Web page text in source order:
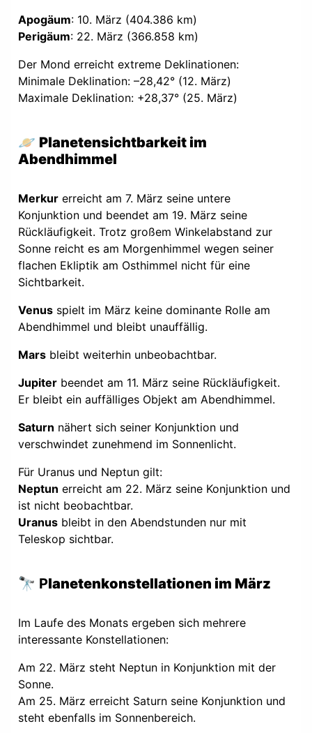
Apogäum: 10. März (404.386 km)
Perigäum: 22. März (366.858 km)
Der Mond erreicht extreme Deklinationen:
Minimale Deklination: –28,42° (12. März)
Maximale Deklination: +28,37° (25. März)
🪐 Planetensichtbarkeit im
Abendhimmel
Merkur erreicht am 7. März seine untere
Konjunktion und beendet am 19. März seine
Rückläufigkeit. Trotz großem Winkelabstand zur
Sonne reicht es am Morgenhimmel wegen seiner
flachen Ekliptik am Osthimmel nicht für eine
Sichtbarkeit.
Venus spielt im März keine dominante Rolle am
Abendhimmel und bleibt unauffällig.
Mars bleibt weiterhin unbeobachtbar.
Jupiter beendet am 11. März seine Rückläufigkeit.
Er bleibt ein auffälliges Objekt am Abendhimmel.
Saturn nähert sich seiner Konjunktion und
verschwindet zunehmend im Sonnenlicht.
Für Uranus und Neptun gilt:
Neptun erreicht am 22. März seine Konjunktion und
ist nicht beobachtbar.
Uranus bleibt in den Abendstunden nur mit
Teleskop sichtbar.
🔭 Planetenkonstellationen im März
Im Laufe des Monats ergeben sich mehrere
interessante Konstellationen:
Am 22. März steht Neptun in Konjunktion mit der
Sonne.
Am 25. März erreicht Saturn seine Konjunktion und
steht ebenfalls im Sonnenbereich.